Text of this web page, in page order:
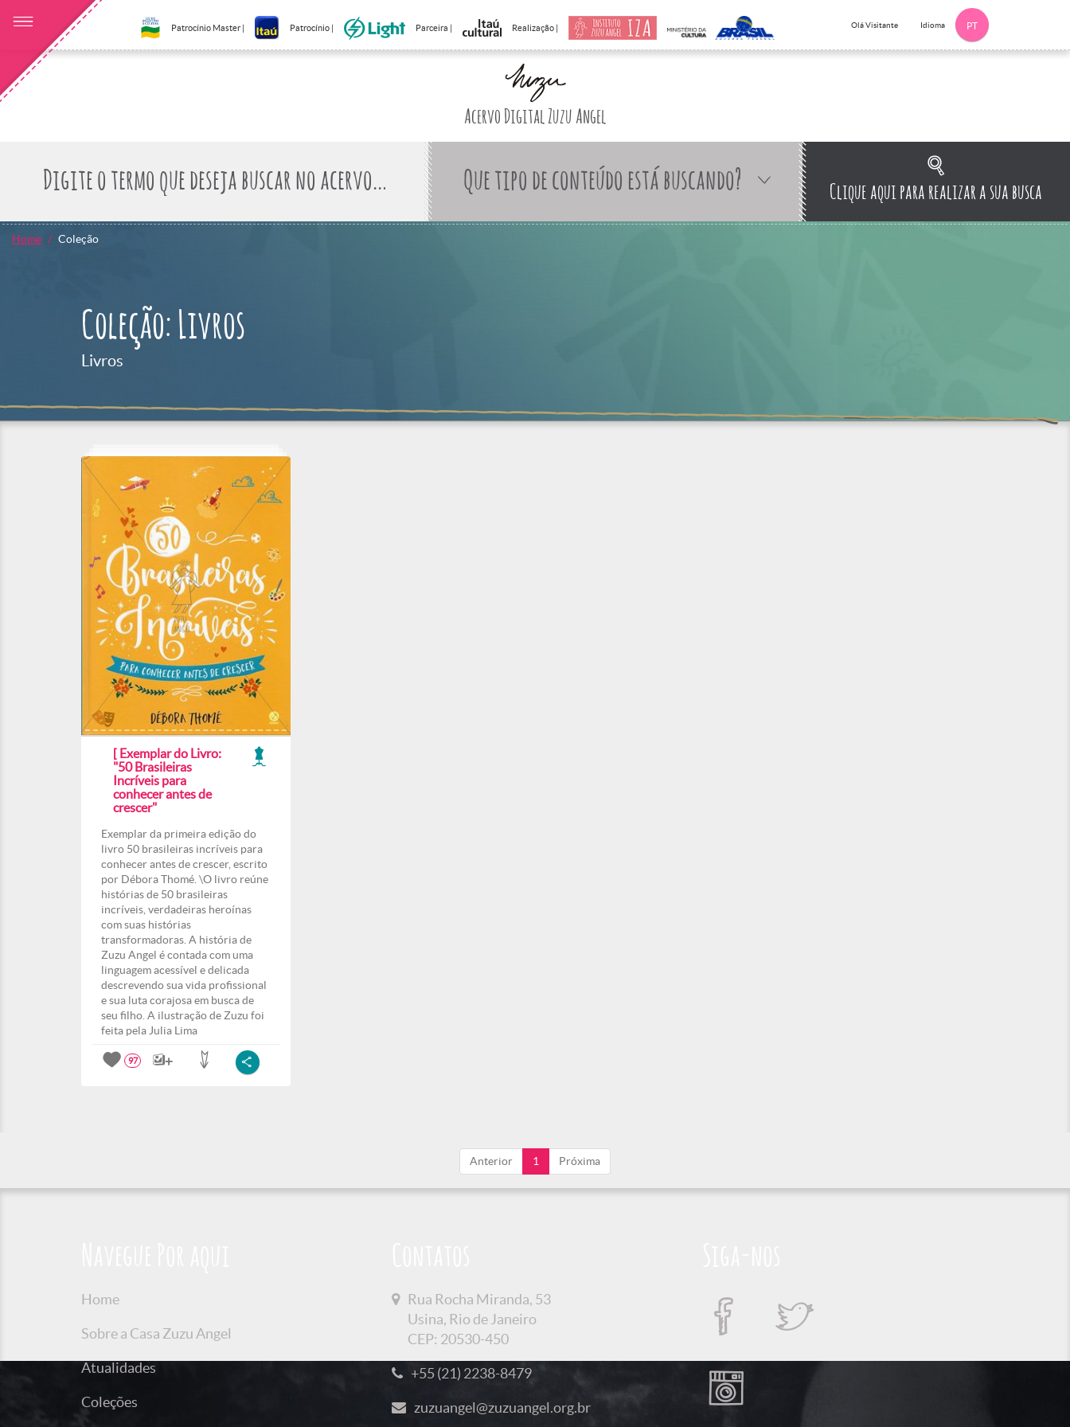
Patrocínio Master | Patrocínio | Parceira | Realização | Olá Visitante Idioma PT
Acervo Digital Zuzu Angel
Que tipo de conteúdo está buscando? Clique aqui para realizar a sua busca
Home Coleção
Coleção: Livros
Livros
[ Exemplar do Livro:
"50 Brasileiras
Incríveis para
conhecer antes de
crescer"
Exemplar da primeira edição do
livro 50 brasileiras incríveis para
conhecer antes de crescer, escrito
por Débora Thomé. \O livro reúne
histórias de 50 brasileiras
incríveis, verdadeiras heroínas
com suas histórias
transformadoras. A história de
Zuzu Angel é contada com uma
linguagem acessível e delicada
descrevendo sua vida profissional
e sua luta corajosa em busca de
seu filho. A ilustração de Zuzu foi
feita pela Julia Lima
97
Anterior 1 Próxima
Home
Sobre a Casa Zuzu Angel
Atualidades
Coleções
Rua Rocha Miranda, 53
Usina, Rio de Janeiro
CEP: 20530-450
+55 (21) 2238-8479
zuzuangel@zuzuangel.org.br